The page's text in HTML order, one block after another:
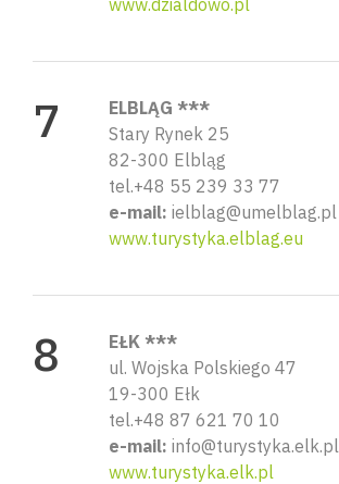
ELBLĄG ***
Stary Rynek 25
82-300 Elbląg
tel.+48 55 239 33 77
e-mail: ielblag@umelblag.pl
www.turystyka.elblag.eu
EŁK ***
ul. Wojska Polskiego 47
19-300 Ełk
tel.+48 87 621 70 10
e-mail: info@turystyka.elk.pl
www.turystyka.elk.pl